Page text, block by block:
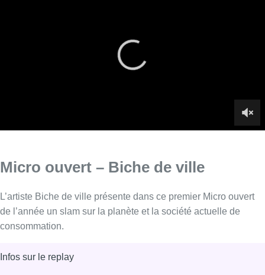
Micro ouvert – Biche de ville
L’artiste Biche de ville présente dans ce premier Micro ouvert
de l’année un slam sur la planète et la société actuelle de
consommation.
Infos sur le replay